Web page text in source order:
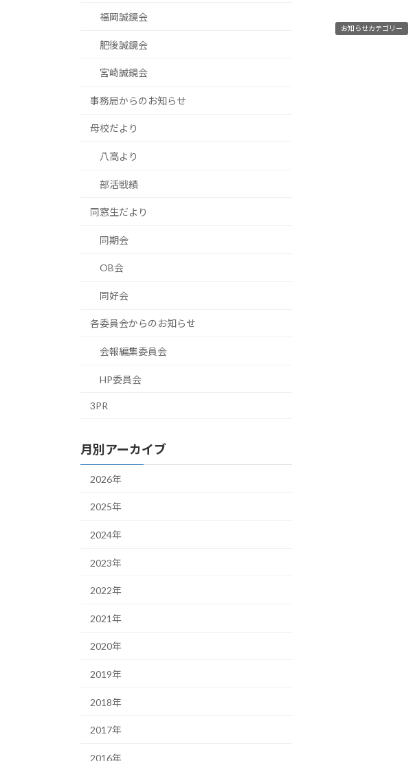
お知らせカテゴリー
福岡誠鏡会
肥後誠鏡会
宮崎誠鏡会
事務局からのお知らせ
母校だより
八高より
部活戦績
同窓生だより
同期会
OB会
同好会
各委員会からのお知らせ
会報編集委員会
HP委員会
3PR
月別アーカイブ
2026年
2025年
2024年
2023年
2022年
2021年
2020年
2019年
2018年
2017年
2016年